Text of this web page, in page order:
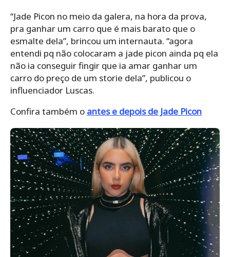
“Jade Picon no meio da galera, na hora da prova,
pra ganhar um carro que é mais barato que o
esmalte dela”, brincou um internauta. “agora
entendi pq não colocaram a jade picon ainda pq ela
não ia conseguir fingir que ia amar ganhar um
carro do preço de um storie dela”, publicou o
influenciador Luscas.
Confira também o antes e depois de Jade Picon